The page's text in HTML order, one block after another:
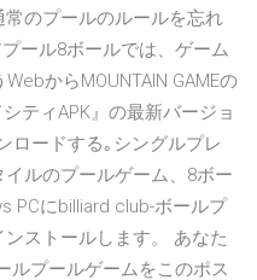
のプールのルールを忘れ
ール8ボールでは、ゲーム
からMOUNTAIN GAMEの
ティAPK』の最新バージョ
ロードする｡シングルプレ
ルのプールゲーム、8ボー
PCにbilliard club-ボールプ
ストールします。 あなた
ルプールゲームをこのポス